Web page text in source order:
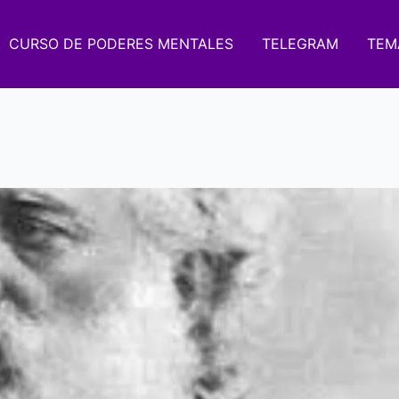
CURSO DE PODERES MENTALES TELEGRAM